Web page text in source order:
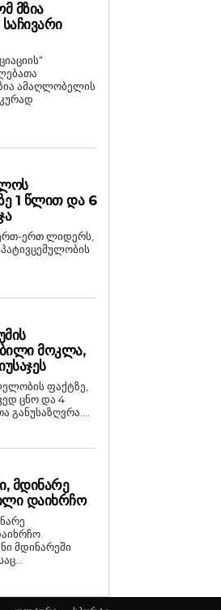
ᲛᲖᲘᲐ
ამაღლობელის
1 ᲬᲚᲘᲗ ᲓᲐ 6
ერთ ლიდერს,
ᲛᲝᲙᲚᲐ,
ფაქტზე,
ცნო და 4
ᲛᲓᲘᲜᲐᲠᲔ
ᲓᲐᲘᲮᲠᲩᲝ
მდინარეში